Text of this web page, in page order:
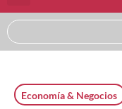
Economía & Negocios